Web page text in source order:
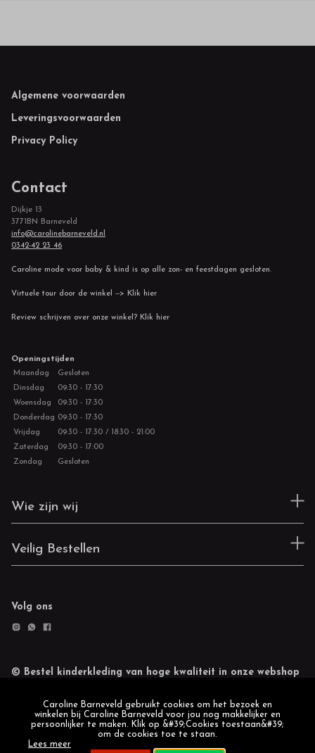
Footer
Algemene voorwaarden
Leveringsvoorwaarden
Privacy Policy
Contact
Dijkje 13
3771BN Barneveld
info@carolinebarneveld.nl
0342-42 23 46
Caroline mode voor baby & kind is op alle zon- en feestdagen gesloten.
Virtuele tour door de winkel --> Klik hier
Review schrijven over onze winkel? Klik hier
Openingstijden
Maandag
Gesloten
Dinsdag
09:30 - 17:30
Woensdag
09:30 - 17:30
Donderdag 09:30 - 17:30
Vrijdag
09:30 - 17:30 / 18:30 - 21:00
Zaterdag
09:30 - 17:00
Zondag
Gesloten
Wie zijn wij
Veilig Bestellen
Volg ons
© Bestel kinderkleding van hoge kwaliteit in onze webshop
Caroline Barneveld gebruikt cookies om het bezoek en
winkelen bij Caroline Barneveld voor jou nog makkelijker en
persoonlijker te maken. Klik op &#39;Cookies toestaan&#39;
om de cookies toe te staan.
Lees meer